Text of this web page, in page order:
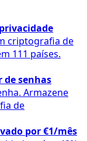
criptografia de
111 países.
de senhas
Armazene
de
por €1/mês